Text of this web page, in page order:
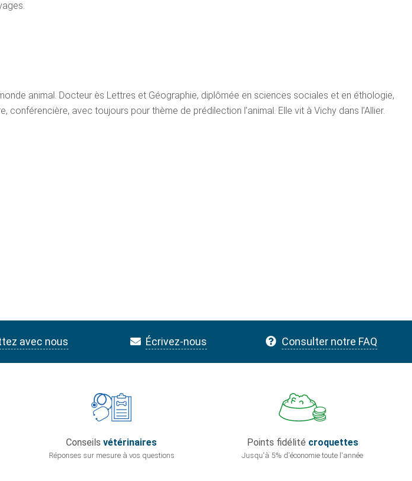
animal. Docteur ès Lettres et Géographie, diplômée en sciences sociales et en éthologie,
avec toujours pour thème de prédilection l’animal. Elle vit à Vichy dans l’Allier.
avec nous Écrivez-nous Consulter notre FAQ
Conseils vétérinaires
Réponses sur mesure à vos questions
Points fidélité croquettes
Jusqu'à 5% d'économie toute l'année